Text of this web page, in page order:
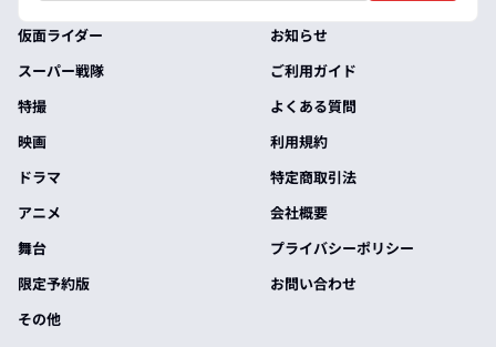
仮面ライダー
スーパー戦隊
特撮
映画
ドラマ
アニメ
舞台
限定予約版
その他
お知らせ
ご利用ガイド
よくある質問
利用規約
特定商取引法
会社概要
プライバシーポリシー
お問い合わせ